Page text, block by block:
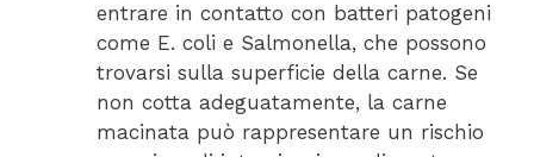
entrare in contatto con batteri patogeni
come E. coli e Salmonella, che possono
trovarsi sulla superficie della carne. Se
non cotta adeguatamente, la carne
macinata può rappresentare un rischio